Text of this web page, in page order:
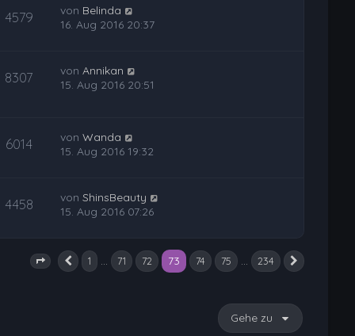
4579 von Belinda
16. Aug 2016 20:37
8307 vonAnnikan
15. Aug 2016 20:51
6014 vonWanda
15. Aug 2016 19:32
4458 vonShinsBeauty
15. Aug 2016 07:26
Seite 73 von 234
Vorherige
1 … 71 72 73 74 75 … 234
Gehe zu